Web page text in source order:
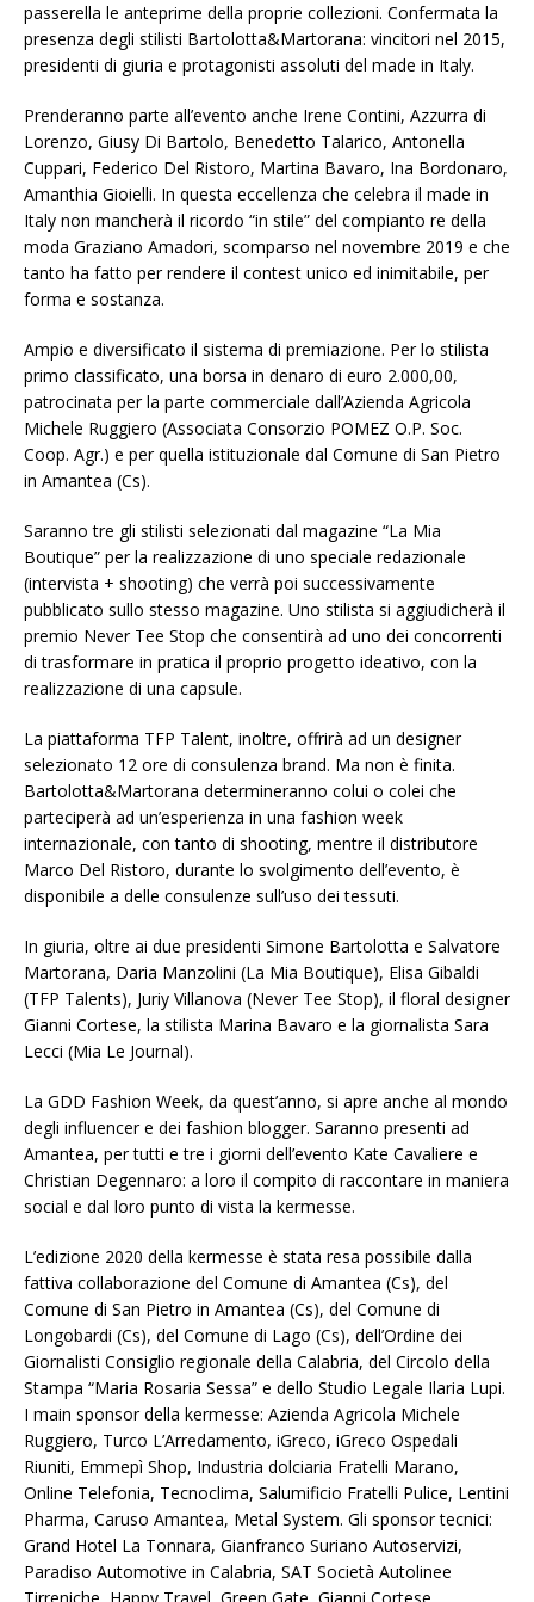
passerella le anteprime della proprie collezioni. Confermata la
presenza degli stilisti Bartolotta&Martorana: vincitori nel 2015,
presidenti di giuria e protagonisti assoluti del made in Italy.
Prenderanno parte all’evento anche Irene Contini, Azzurra di
Lorenzo, Giusy Di Bartolo, Benedetto Talarico, Antonella
Cuppari, Federico Del Ristoro, Martina Bavaro, Ina Bordonaro,
Amanthia Gioielli. In questa eccellenza che celebra il made in
Italy non mancherà il ricordo “in stile” del compianto re della
moda Graziano Amadori, scomparso nel novembre 2019 e che
tanto ha fatto per rendere il contest unico ed inimitabile, per
forma e sostanza.
Ampio e diversificato il sistema di premiazione. Per lo stilista
primo classificato, una borsa in denaro di euro 2.000,00,
patrocinata per la parte commerciale dall’Azienda Agricola
Michele Ruggiero (Associata Consorzio POMEZ O.P. Soc.
Coop. Agr.) e per quella istituzionale dal Comune di San Pietro
in Amantea (Cs).
Saranno tre gli stilisti selezionati dal magazine “La Mia
Boutique” per la realizzazione di uno speciale redazionale
(intervista + shooting) che verrà poi successivamente
pubblicato sullo stesso magazine. Uno stilista si aggiudicherà il
premio Never Tee Stop che consentirà ad uno dei concorrenti
di trasformare in pratica il proprio progetto ideativo, con la
realizzazione di una capsule.
La piattaforma TFP Talent, inoltre, offrirà ad un designer
selezionato 12 ore di consulenza brand. Ma non è finita.
Bartolotta&Martorana determineranno colui o colei che
parteciperà ad un’esperienza in una fashion week
internazionale, con tanto di shooting, mentre il distributore
Marco Del Ristoro, durante lo svolgimento dell’evento, è
disponibile a delle consulenze sull’uso dei tessuti.
In giuria, oltre ai due presidenti Simone Bartolotta e Salvatore
Martorana, Daria Manzolini (La Mia Boutique), Elisa Gibaldi
(TFP Talents), Juriy Villanova (Never Tee Stop), il floral designer
Gianni Cortese, la stilista Marina Bavaro e la giornalista Sara
Lecci (Mia Le Journal).
La GDD Fashion Week, da quest’anno, si apre anche al mondo
degli influencer e dei fashion blogger. Saranno presenti ad
Amantea, per tutti e tre i giorni dell’evento Kate Cavaliere e
Christian Degennaro: a loro il compito di raccontare in maniera
social e dal loro punto di vista la kermesse.
L’edizione 2020 della kermesse è stata resa possibile dalla
fattiva collaborazione del Comune di Amantea (Cs), del
Comune di San Pietro in Amantea (Cs), del Comune di
Longobardi (Cs), del Comune di Lago (Cs), dell’Ordine dei
Giornalisti Consiglio regionale della Calabria, del Circolo della
Stampa “Maria Rosaria Sessa” e dello Studio Legale Ilaria Lupi.
I main sponsor della kermesse: Azienda Agricola Michele
Ruggiero, Turco L’Arredamento, iGreco, iGreco Ospedali
Riuniti, Emmepì Shop, Industria dolciaria Fratelli Marano,
Online Telefonia, Tecnoclima, Salumificio Fratelli Pulice, Lentini
Pharma, Caruso Amantea, Metal System. Gli sponsor tecnici:
Grand Hotel La Tonnara, Gianfranco Suriano Autoservizi,
Paradiso Automotive in Calabria, SAT Società Autolinee